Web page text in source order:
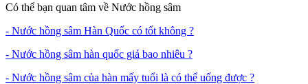
Có thể bạn quan tâm về Nước hồng sâm
- Nước hồng sâm Hàn Quốc có tốt không ?
- Nước hồng sâm hàn quốc giá bao nhiêu ?
- Nước hồng sâm của hàn mấy tuổi là có thể uống được ?